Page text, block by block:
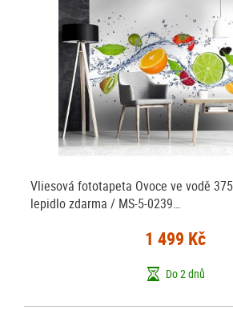
Vliesová fototapeta Ovoce ve vodě
lepidlo zdarma / MS-5-0239…
1 499 Kč
Do 2 dnů